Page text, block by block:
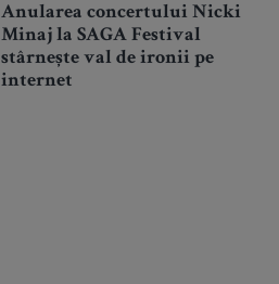
Anularea concertului Nicki
Minaj la SAGA Festival
stârnește val de ironii pe
internet